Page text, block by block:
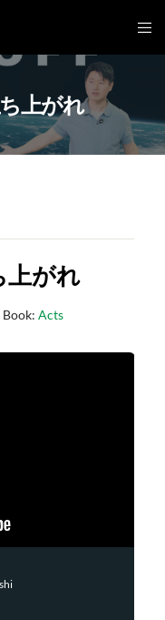
上がれ
上がれ
Book: Acts